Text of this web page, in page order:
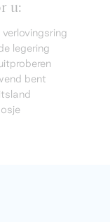
u:
legering
bent